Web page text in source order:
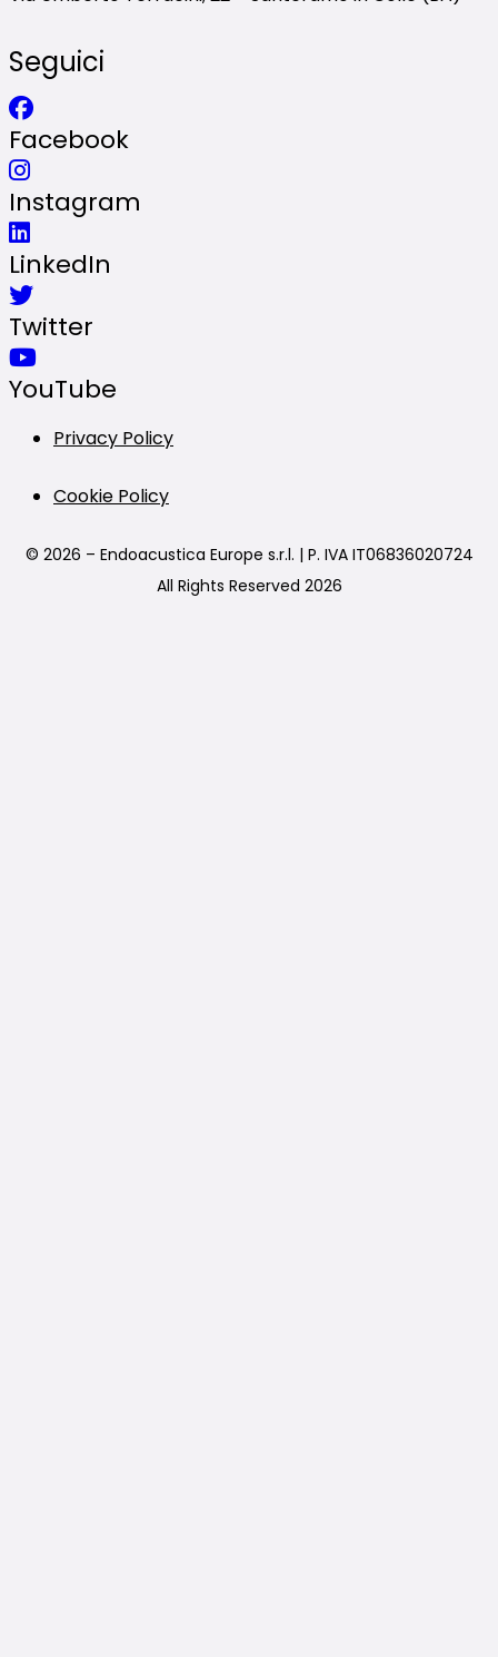
Seguici
Facebook
Instagram
LinkedIn
Twitter
YouTube
Privacy Policy
Cookie Policy
© 2026 – Endoacustica Europe s.r.l. | P. IVA IT06836020724
All Rights Reserved 2026